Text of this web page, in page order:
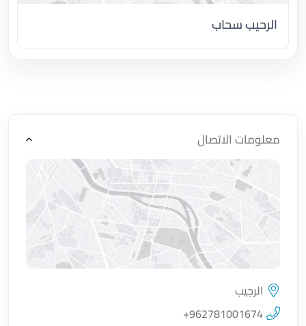
الرحيب سحاب
معلومات الاتصال
اضغط لتحميل الموقع
الرجيب
+962781001674